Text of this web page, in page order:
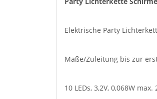
Elektrische Party
Maße/Zuleitung bis zur
10 LEDs, 3,2V, 0,068W